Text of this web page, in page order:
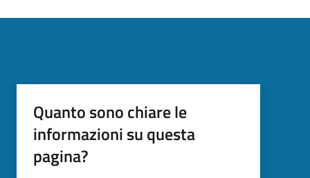
Quanto sono chiare le
informazioni su questa
pagina?